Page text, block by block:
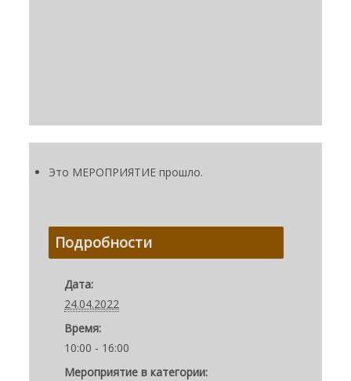
Это МЕРОПРИЯТИЕ прошло.
Подробности
Дата:
24.04.2022
Время:
10:00 - 16:00
Мероприятие в категории: